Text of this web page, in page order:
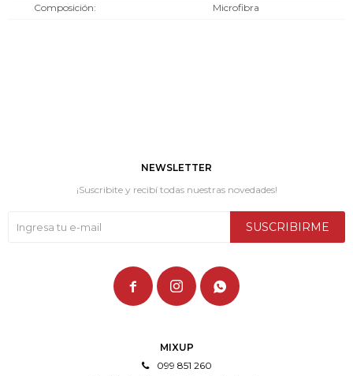
Composición Microfibra
MIXUP
099 851 260
NEWSLETTER
¡Suscribite y recibí todas nuestras novedades!
SUSCRIBIRME
  